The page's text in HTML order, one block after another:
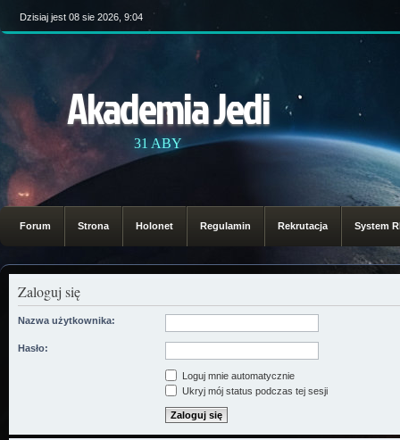
Dzisiaj jest 08 sie 2026, 9:04
Akademia Jedi
31 ABY
Forum Strona Holonet Regulamin Rekrutacja System
Zaloguj się
Nazwa użytkownika:
Hasło:
Loguj mnie automatycznie
Ukryj mój status podczas tej sesji